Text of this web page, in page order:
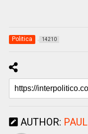
Politica 14210
AUTHOR: PAUL